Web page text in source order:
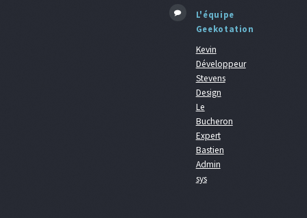
L'équipe
Geekotation
Kevin
Développeur
Stevens
Design
Le
Bucheron
Expert
Bastien
Admin
sys